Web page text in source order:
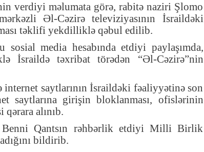
verdiyi məlumata görə, rabitə naziri Şlomo
Əl-Cəzirə televiziyasının İsraildəki
təklifi yekdilliklə qəbul edilib.
media hesabında etdiyi paylaşımda,
İsraildə təxribat törədən “Əl-Cəzirə”nin
saytlarının İsraildəki fəaliyyətinə son
saytlarına girişin bloklanması, ofislərinin
qərara alınıb.
Qantsın rəhbərlik etdiyi Milli Birlik
bildirib.